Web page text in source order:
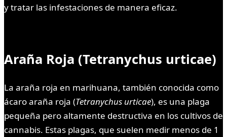
y tratar las infestaciones de manera eficaz.
Araña Roja (Tetranychus urticae)
La araña roja en marihuana, también conocida como
ácaro araña roja (Tetranychus urticae), es una plaga
pequeña pero altamente destructiva en los cultivos de
cannabis. Estas plagas, que suelen medir menos de 1